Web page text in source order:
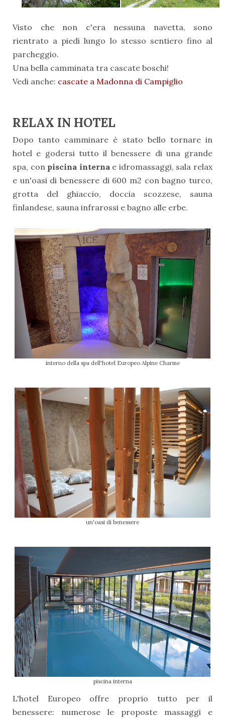
Visto che non c'era nessuna navetta, sono
rientrato a piedi lungo lo stesso sentiero fino al
parcheggio.
Una bella camminata tra cascate boschi!
Vedi anche: cascate a Madonna di Campiglio
RELAX IN HOTEL
Dopo tanto camminare è stato bello tornare in
hotel e godersi tutto il benessere di una grande
spa, con piscina internae idromassaggi, sala relax
e un'oasi di benessere di 600 m2 con bagno turco,
grotta del ghiaccio, doccia scozzese, sauna
finlandese, sauna infrarossi e bagno alle erbe.
interno della spa dell'hotel Europeo Alpine Charme
un'oasi di benessere
piscina interna
L'hotel Europeo offre proprio tutto per il
benessere: numerose le proposte massaggi e